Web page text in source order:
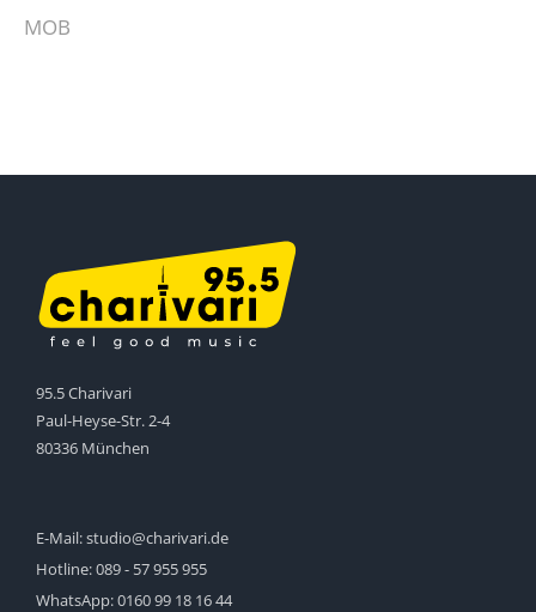
MOB
95.5 Charivari
Paul-Heyse-Str. 2-4
80336 München
E-Mail:studio@charivari.de
Hotline:089 - 57 955 955
WhatsApp:0160 99 18 16 44